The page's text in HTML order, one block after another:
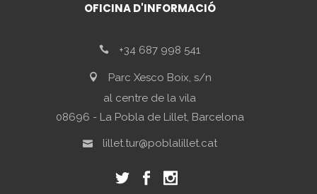
OFICINA D'INFORMACIÓ
+34 687 998 541
Parc Xesco Boix, s/n
al centre de la vila
08696 - La Pobla de Lillet, Barcelona
lillet.tur@poblalillet.cat